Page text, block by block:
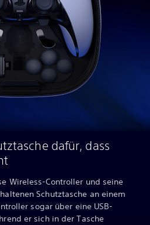
dafür, dass
Wireless-Controller und seine
Schutztasche an einem
sogar über eine USB-
er sich in der Tasche